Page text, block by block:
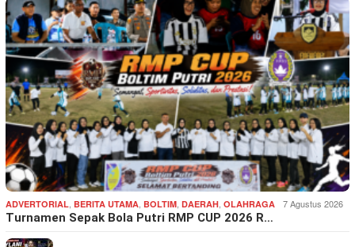
ADVERTORIAL, BERITA UTAMA, BOLTIM, DAERAH, OLAHRAGA 7 Agustus 2026
Turnamen Sepak Bola Putri RMP CUP 2026 R…